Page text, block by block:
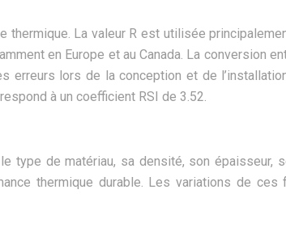
La valeur R est utilisée
en Europe et au Canada. La conversion
lors de la conception et de
à un coefficient RSI de 3.52.
type de matériau, sa densité, son épaisseur,
thermique durable. Les variations de ces